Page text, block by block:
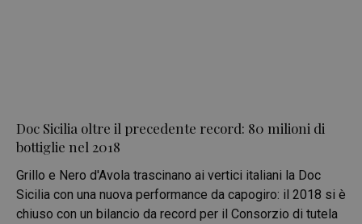
Doc Sicilia oltre il precedente record: 80 milioni di
bottiglie nel 2018
Grillo e Nero d'Avola trascinano ai vertici italiani la Doc
Sicilia con una nuova performance da capogiro: il 2018 si è
chiuso con un bilancio da record per il Consorzio di tutela